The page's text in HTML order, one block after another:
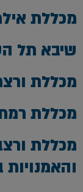
מכללת
שיבא תל
מכללת
מכללת רמת
מכללת